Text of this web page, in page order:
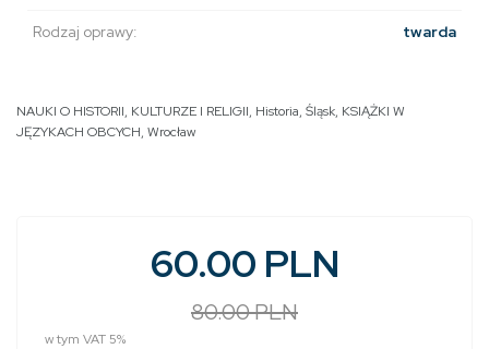
Rodzaj oprawy: twarda
NAUKI O HISTORII, KULTURZE I RELIGII, Historia, Śląsk, KSIĄŻKI W
JĘZYKACH OBCYCH, Wrocław
60.00 PLN
80.00 PLN
w tym VAT 5%